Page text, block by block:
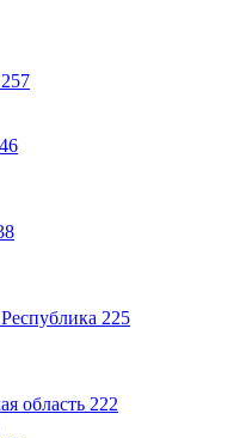
257
225
область 222